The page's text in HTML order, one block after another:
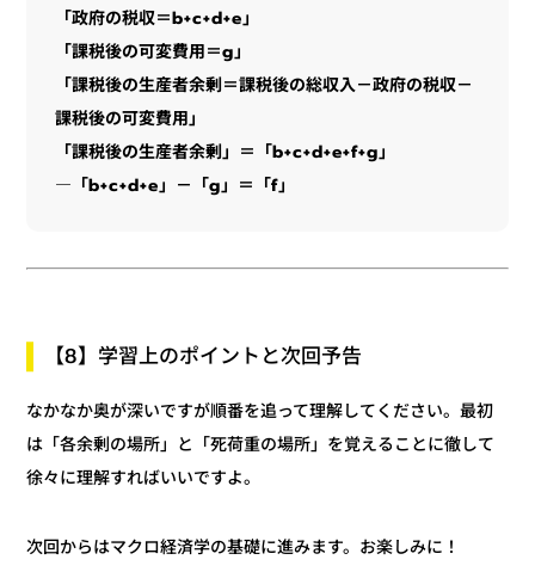
「政府の税収＝b+c+d+e」
「課税後の可変費用＝g」
「課税後の生産者余剰＝課税後の総収入－政府の税収－
課税後の可変費用」
「課税後の生産者余剰」＝「b+c+d+e+f+g」
―「b+c+d+e」－「g」＝「f」
【8】学習上のポイントと次回予告
なかなか奥が深いですが順番を追って理解してください。最初
は「各余剰の場所」と「死荷重の場所」を覚えることに徹して
徐々に理解すればいいですよ。
次回からはマクロ経済学の基礎に進みます。お楽しみに！